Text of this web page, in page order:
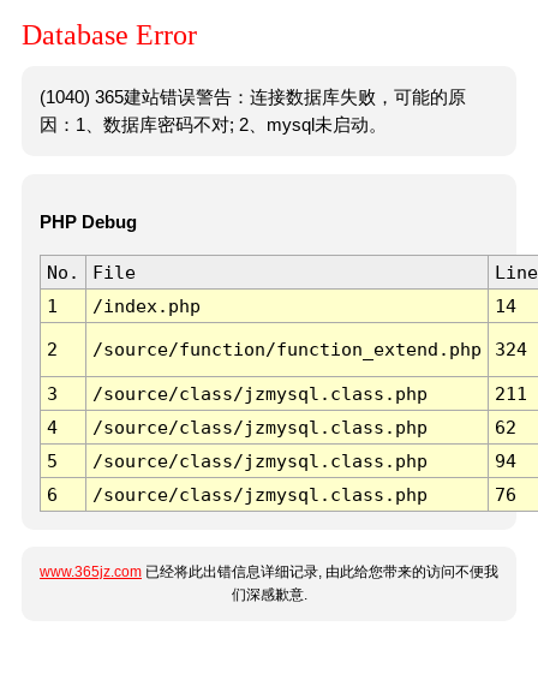
Database Error
(1040) 365建站错误警告：连接数据库失败，可能的原
因：1、数据库密码不对; 2、mysql未启动。
PHP Debug
No. File
Line
1
/index.php 14
2 /source/function/function_extend.php 324
3 /source/class/jzmysql.class.php
211
4
/source/class/jzmysql.class.php
62
5
/source/class/jzmysql.class.php
94
6
/source/class/jzmysql.class.php 76
www.365jz.com 已经将此出错信息详细记录, 由此给您带来的访问不便我
们深感歉意.